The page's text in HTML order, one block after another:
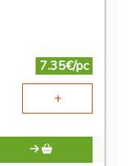
7.35€/pc
+